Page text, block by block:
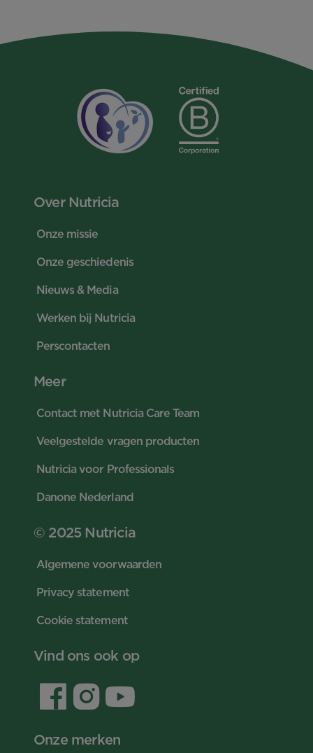
Over Nutricia
Onze missie
Onze geschiedenis
Nieuws & Media
Werken bij Nutricia
Perscontacten
Meer
Contact met Nutricia Care Team
Veelgestelde vragen producten
Nutricia voor Professionals
Danone Nederland
© 2025 Nutricia
Algemene voorwaarden
Privacy statement
Cookie statement
Vind ons ook op
Onze merken